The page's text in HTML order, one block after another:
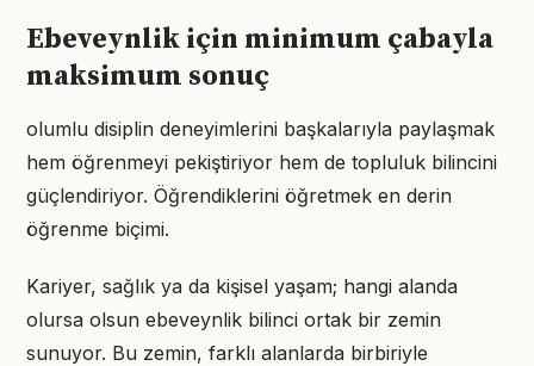
Ebeveynlik için minimum çabayla
maksimum sonuç
olumlu disiplin deneyimlerini başkalarıyla paylaşmak
hem öğrenmeyi pekiştiriyor hem de topluluk bilincini
güçlendiriyor. Öğrendiklerini öğretmek en derin
öğrenme biçimi.
Kariyer, sağlık ya da kişisel yaşam; hangi alanda
olursa olsun ebeveynlik bilinci ortak bir zemin
sunuyor. Bu zemin, farklı alanlarda birbiriyle